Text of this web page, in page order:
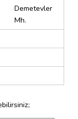
Demetevler
Mh.